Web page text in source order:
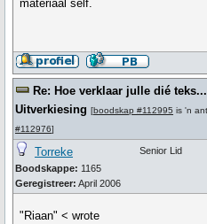
materiaal self.
Re: Hoe verklaar julle dié
Uitverkiesing [boodskap #112995 is 'n
#112976]
Torreke
Boodskappe: 1165
Geregistreer: April 2006
Senior Lid
"Riaan" < wrote